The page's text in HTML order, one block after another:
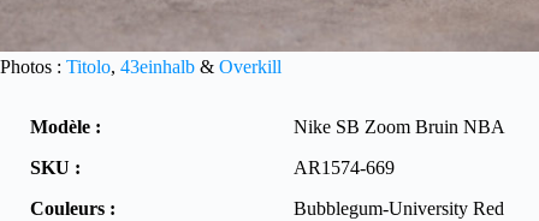
Photos : Titolo, 43einhalb & Overkill
Modèle :
Nike SB Zoom Bruin NBA
SKU :
AR1574-669
Couleurs :
Bubblegum-University Red